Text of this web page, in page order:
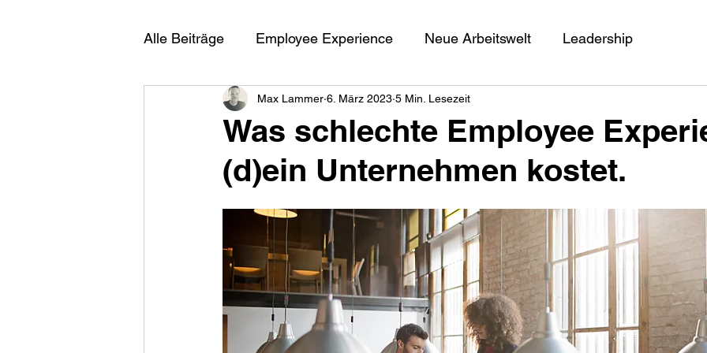
Alle Beiträge Employee Experience Neue Arbeitswelt Leadership
Was schlechte Employee
(d)ein Unternehmen kostet.
Max Lammer 6. März 2023 5 Min. Lesezeit